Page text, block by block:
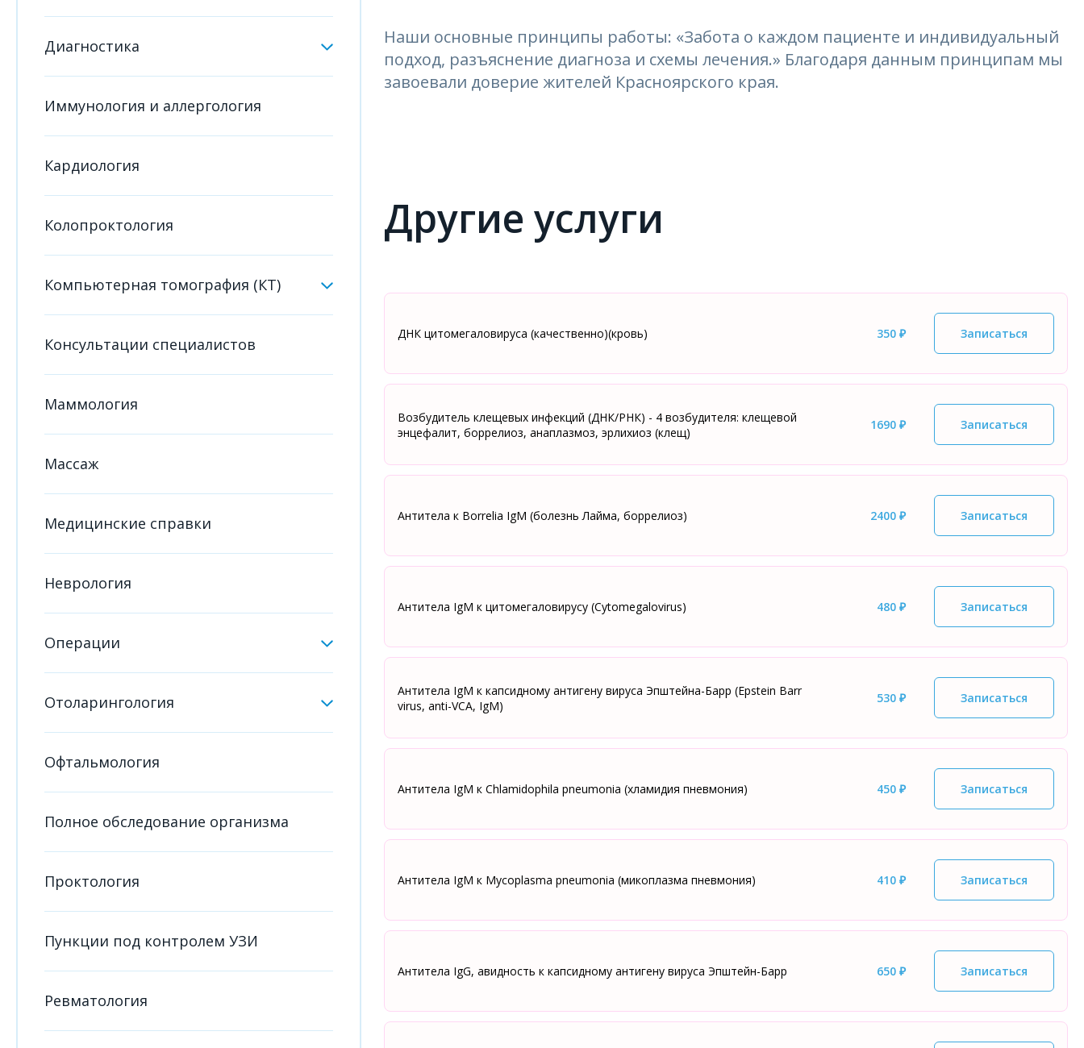
Диагностика
Иммунология и аллергология
Кардиология
Колопроктология
Компьютерная томография (КТ)
Консультации специалистов
Маммология
Массаж
Медицинские справки
Неврология
Операции
Отоларингология
Офтальмология
Полное обследование организма
Проктология
Пункции под контролем УЗИ
Ревматология
Наши основные принципы работы: «Забота о каждом пациенте и индивидуальный
подход, разъяснение диагноза и схемы лечения.» Благодаря данным принципам мы
завоевали доверие жителей Красноярского края.
Другие услуги
ДНК цитомегаловируса (качественно)(кровь) 350 ₽ Записаться
Возбудитель клещевых инфекций (ДНК/РНК) - 4 возбудителя: клещевой
энцефалит, боррелиоз, анаплазмоз, эрлихиоз (клещ)
1690 ₽ Записаться
Антитела к Borrelia IgM (болезнь Лайма, боррелиоз) 2400 ₽ Записаться
Антитела IgM к цитомегаловирусу (Cytomegalovirus) 480 ₽ Записаться
Антитела IgM к капсидному антигену вируса Эпштейна-Барр (Epstein Barr
virus, anti-VCA, IgM)
530 ₽ Записаться
Антитела IgM к Сhlamidophila pneumonia (хламидия пневмония) 450 ₽ Записаться
Антитела IgM к Mycoplasma pneumonia (микоплазма пневмония) 410 ₽ Записаться
Антитела IgG, авидность к капсидному антигену вируса Эпштейн-Барр 650 ₽ Записаться